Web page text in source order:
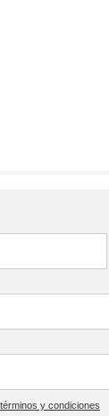
términos y condiciones